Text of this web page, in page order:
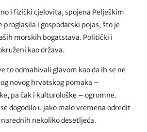
i fizički cjelovita, spojena Pelješkim
proglasila i gospodarski pojas, što je
morskih bogatstava. Politički i
kao država.
to odmahivali glavom kao da ih se ne
novog hrvatskog pomaka –
pa čak i kulturološke – ogromne.
dogodilo u jako malo vremena odredit
nekoliko desetljeća.